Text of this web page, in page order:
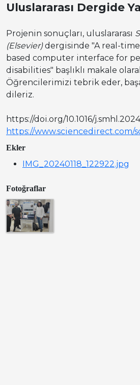
Uluslararası Dergide
Projenin sonuçları, uluslararası
(Elsevier)dergisinde "A real-
based computer interface for
disabilities" başlıklı makale
Öğrencilerimizi tebrik eder,
dileriz.
https://doi.org/10.1016/
https://www.sciencedirect.com/
Ekler
IMG_20240118_122922.jpg
Fotoğraflar